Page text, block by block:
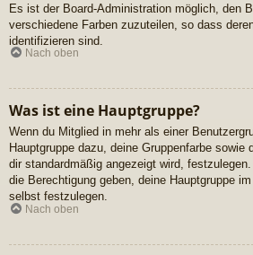
Es ist der Board-Administration möglich, den
verschiedene Farben zuzuteilen, so dass
identifizieren sind.
Nach oben
Was ist eine Hauptgruppe?
Wenn du Mitglied in mehr als einer
Hauptgruppe dazu, deine Gruppenfarbe sowie
dir standardmäßig angezeigt wird,
die Berechtigung geben, deine Hauptgruppe
selbst festzulegen.
Nach oben